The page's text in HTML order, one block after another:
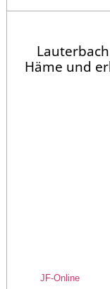
Häme und
JF-Online